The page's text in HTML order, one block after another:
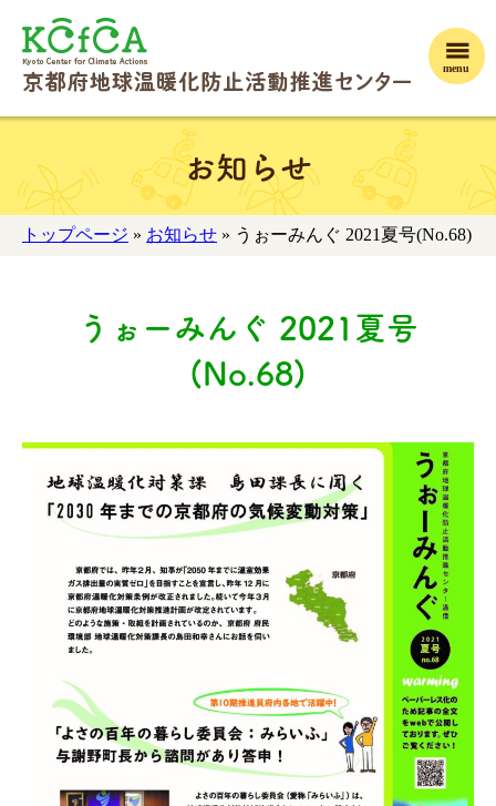
menu
お知らせ
トップページ » お知らせ » うぉーみんぐ 2021夏号(No.68)
うぉーみんぐ 2021夏号
(No.68)